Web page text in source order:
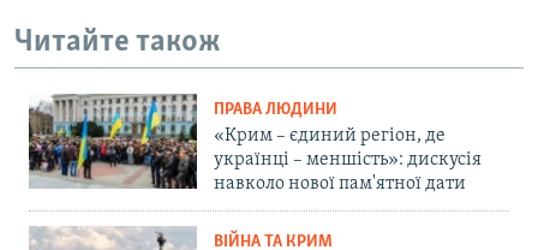
Читайте також
ПРАВА ЛЮДИНИ
«Крим – єдиний регіон, де
українці – меншість»: дискусія
навколо нової пам'ятної дати
ВІЙНА ТА КРИМ